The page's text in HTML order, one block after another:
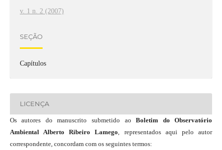
v. 1 n. 2 (2007)
SEÇÃO
Capítulos
LICENÇA
Os autores do manuscrito submetido aoBoletim do Observatório
Ambiental Alberto Ribeiro Lamego , representados aqui pelo autor
correspondente, concordam com os seguintes termos: